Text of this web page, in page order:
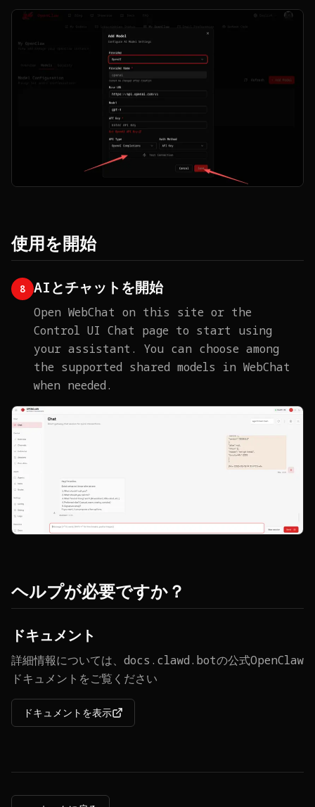
使用を開始
8 AIとチャットを開始
Open WebChat on this site or the
Control UI Chat page to start using
your assistant. You can choose among
the supported shared models in WebChat
when needed.
ヘルプが必要ですか？
ドキュメント
詳細情報については、docs.clawd.botの公式OpenClaw
ドキュメントをご覧ください
ドキュメントを表示